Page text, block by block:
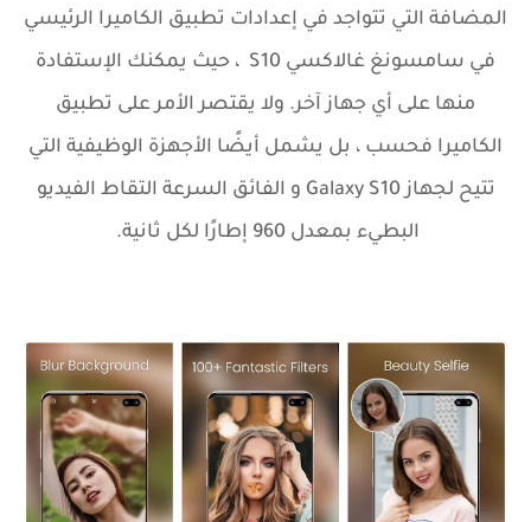
المضافة التي تتواجد في إعدادات تطبيق الكاميرا الرئيسي
في سامسونغ غالاكسي S10 ، حيث يمكنك الإستفادة
منها على أي جهاز آخر. ولا يقتصر الأمر على تطبيق
الكاميرا فحسب ، بل يشمل أيضًا الأجهزة الوظيفية التي
تتيح لجهاز Galaxy S10 و الفائق السرعة التقاط الفيديو
البطيء بمعدل 960 إطارًا لكل ثانية.